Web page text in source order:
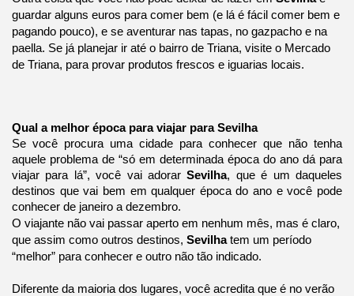
guardar alguns euros para comer bem (e lá é fácil comer bem e
pagando pouco), e se aventurar nas tapas, no gazpacho e na
paella. Se já planejar ir até o bairro de Triana, visite o Mercado
de Triana, para provar produtos frescos e iguarias locais.
Qual a melhor época para viajar para Sevilha
Se você procura uma cidade para conhecer que não tenha
aquele problema de “só em determinada época do ano dá para
viajar para lá”, você vai adorarSevilha, que é um daqueles
destinos que vai bem em qualquer época do ano e você pode
conhecer de janeiro a dezembro.
O viajante não vai passar aperto em nenhum mês, mas é claro,
que assim como outros destinos, Sevilhatem um período
“melhor” para conhecer e outro não tão indicado.
Diferente da maioria dos lugares, você acredita que é no verão